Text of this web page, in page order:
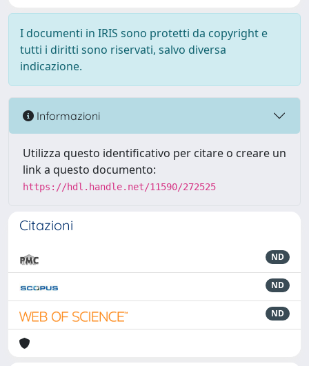
I documenti in IRIS sono protetti da copyright e
tutti i diritti sono riservati, salvo diversa
indicazione.
Informazioni
Utilizza questo identificativo per citare o creare un
link a questo documento:
https://hdl.handle.net/11590/272525
Citazioni
ND
ND
ND